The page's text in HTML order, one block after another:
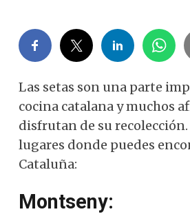
Las setas son una parte
cocina catalana y muchos
disfrutan de su recolección.
lugares donde puedes
Cataluña:
Montseny: